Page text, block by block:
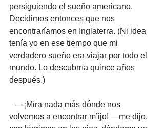
persiguiendo el sueño americano.
Decidimos entonces que nos
encontraríamos en Inglaterra. (Ni idea
tenía yo en ese tiempo que mi
verdadero sueño era viajar por todo el
mundo. Lo descubrría quince años
después.)
volvemos a encontrar m’ijo! —me dijo,